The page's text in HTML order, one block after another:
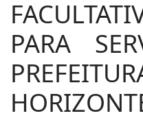
PARA